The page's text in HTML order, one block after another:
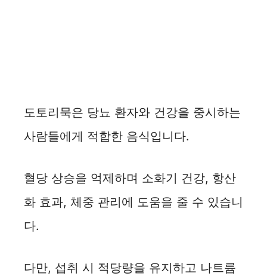
도토리묵은 당뇨 환자와 건강을 중시하는
사람들에게 적합한 음식입니다.
혈당 상승을 억제하며 소화기 건강, 항산
화 효과, 체중 관리에 도움을 줄 수 있습니
다.
다만, 섭취 시 적당량을 유지하고 나트륨